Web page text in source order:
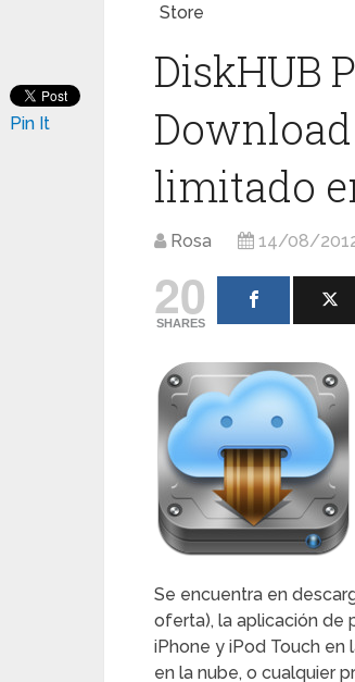
Store
DiskHUB
limitado
Rosa 14/08/
20
SHARES
Se encuentra en
oferta), la aplicación de
iPhone y iPod Touch en
en la nube, o cualquier
Pin It